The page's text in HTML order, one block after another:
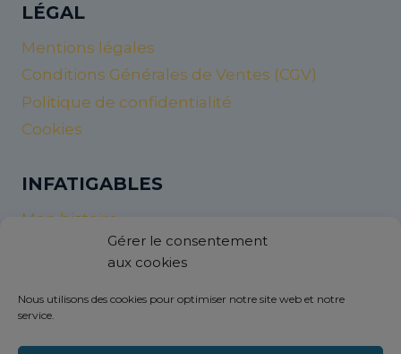
Gérer le consentement
aux cookies
Nous utilisons des cookies pour optimiser notre site web et notre
service.
LÉGAL
Mentions légales
Conditions Générales de Ventes (CGV)
Politique de confidentialité
Cookies
INFATIGABLES
Mon histoire
Nos valeurs et nos objectifs